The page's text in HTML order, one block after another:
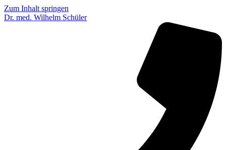
Zum Inhalt springen
Dr. med. Wilhelm Schüler